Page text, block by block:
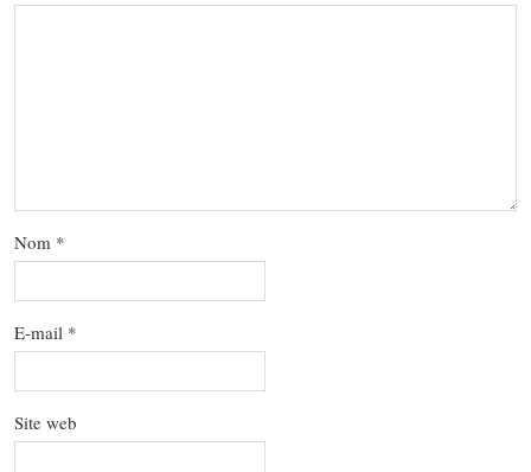
Nom *
E-mail *
Site web